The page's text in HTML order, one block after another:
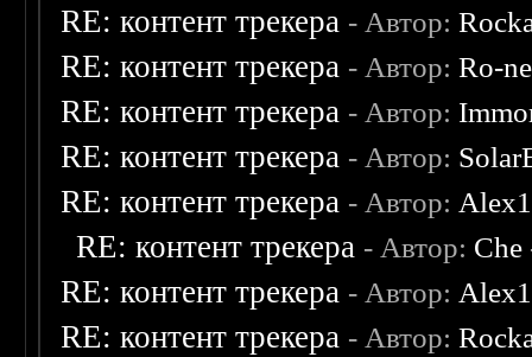
RE: контент трекера - Автор:
RE: контент трекера - Автор:Ro-
RE: контент трекера - Автор:
RE: контент трекера - Автор:
RE: контент трекера - Автор:
RE: контент трекера - Автор: Che
RE: контент трекера - Автор:
RE: контент трекера - Автор: